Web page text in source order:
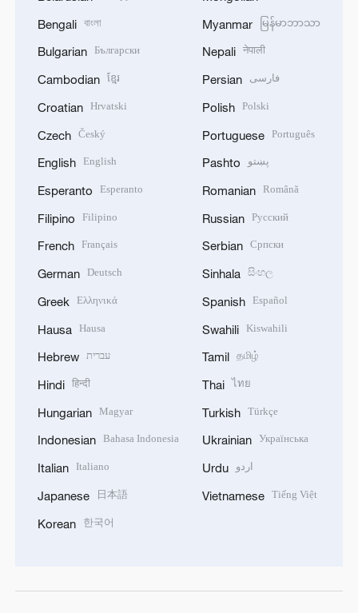
Bengali বাংলা
Bulgarian Български
Cambodian ខ្មែរ
Croatian Hrvatski
Czech Český
English English
Esperanto Esperanto
Filipino Filipino
French Français
German Deutsch
Greek Ελληνικά
Hausa Hausa
Hebrew עברית
Hindi हिन्दी
Hungarian Magyar
Indonesian Bahasa Indonesia
Italian Italiano
Japanese 日本語
Korean 한국어
Myanmar မြန်မာဘာသာ
Nepali नेपाली
Persian فارسی
Polish Polski
Portuguese Português
Pashto پښتو
Romanian Română
Russian Русский
Serbian Српски
Sinhala සිංහල
Spanish Español
Swahili Kiswahili
Tamil தமிழ்
Thai ไทย
Turkish Türkçe
Ukrainian Українська
Urdu اردو
Vietnamese Tiếng Việt